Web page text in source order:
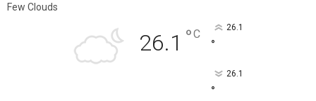
Few Clouds
26.1 °C 26.1
°
26.1
°